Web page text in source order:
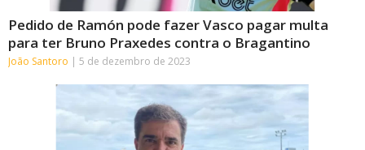
Pedido de Ramón pode fazer Vasco pagar multa
para ter Bruno Praxedes contra o Bragantino
João Santoro 5 de dezembro de 2023